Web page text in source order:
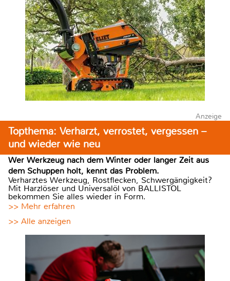
Anzeige
Topthema: Verharzt, verrostet, vergessen –
und wieder wie neu
Wer Werkzeug nach dem Winter oder langer Zeit aus
dem Schuppen holt, kennt das Problem.
Verharztes Werkzeug, Rostflecken, Schwergängigkeit?
Mit Harzlöser und Universalöl von BALLISTOL
bekommen Sie alles wieder in Form.
>> Mehr erfahren
>> Alle anzeigen